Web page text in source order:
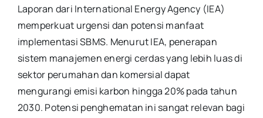
Laporan dari International Energy Agency (IEA)
memperkuat urgensi dan potensi manfaat
implementasi SBMS. Menurut IEA, penerapan
sistem manajemen energi cerdas yang lebih luas di
sektor perumahan dan komersial dapat
mengurangi emisi karbon hingga 20% pada tahun
2030. Potensi penghematan ini sangat relevan bagi